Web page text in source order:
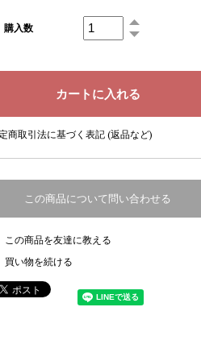
購入数
商取引法に基づく表記 (返品など)
この商品について問い合わせる
この商品を友達に教える
買い物を続ける